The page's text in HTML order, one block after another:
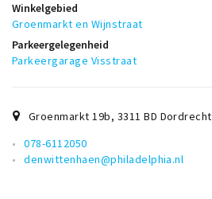
Winkelgebied
Groenmarkt en Wijnstraat
Parkeergelegenheid
Parkeergarage Visstraat
Groenmarkt 19b, 3311 BD Dordrecht
078-6112050
denwittenhaen@philadelphia.nl